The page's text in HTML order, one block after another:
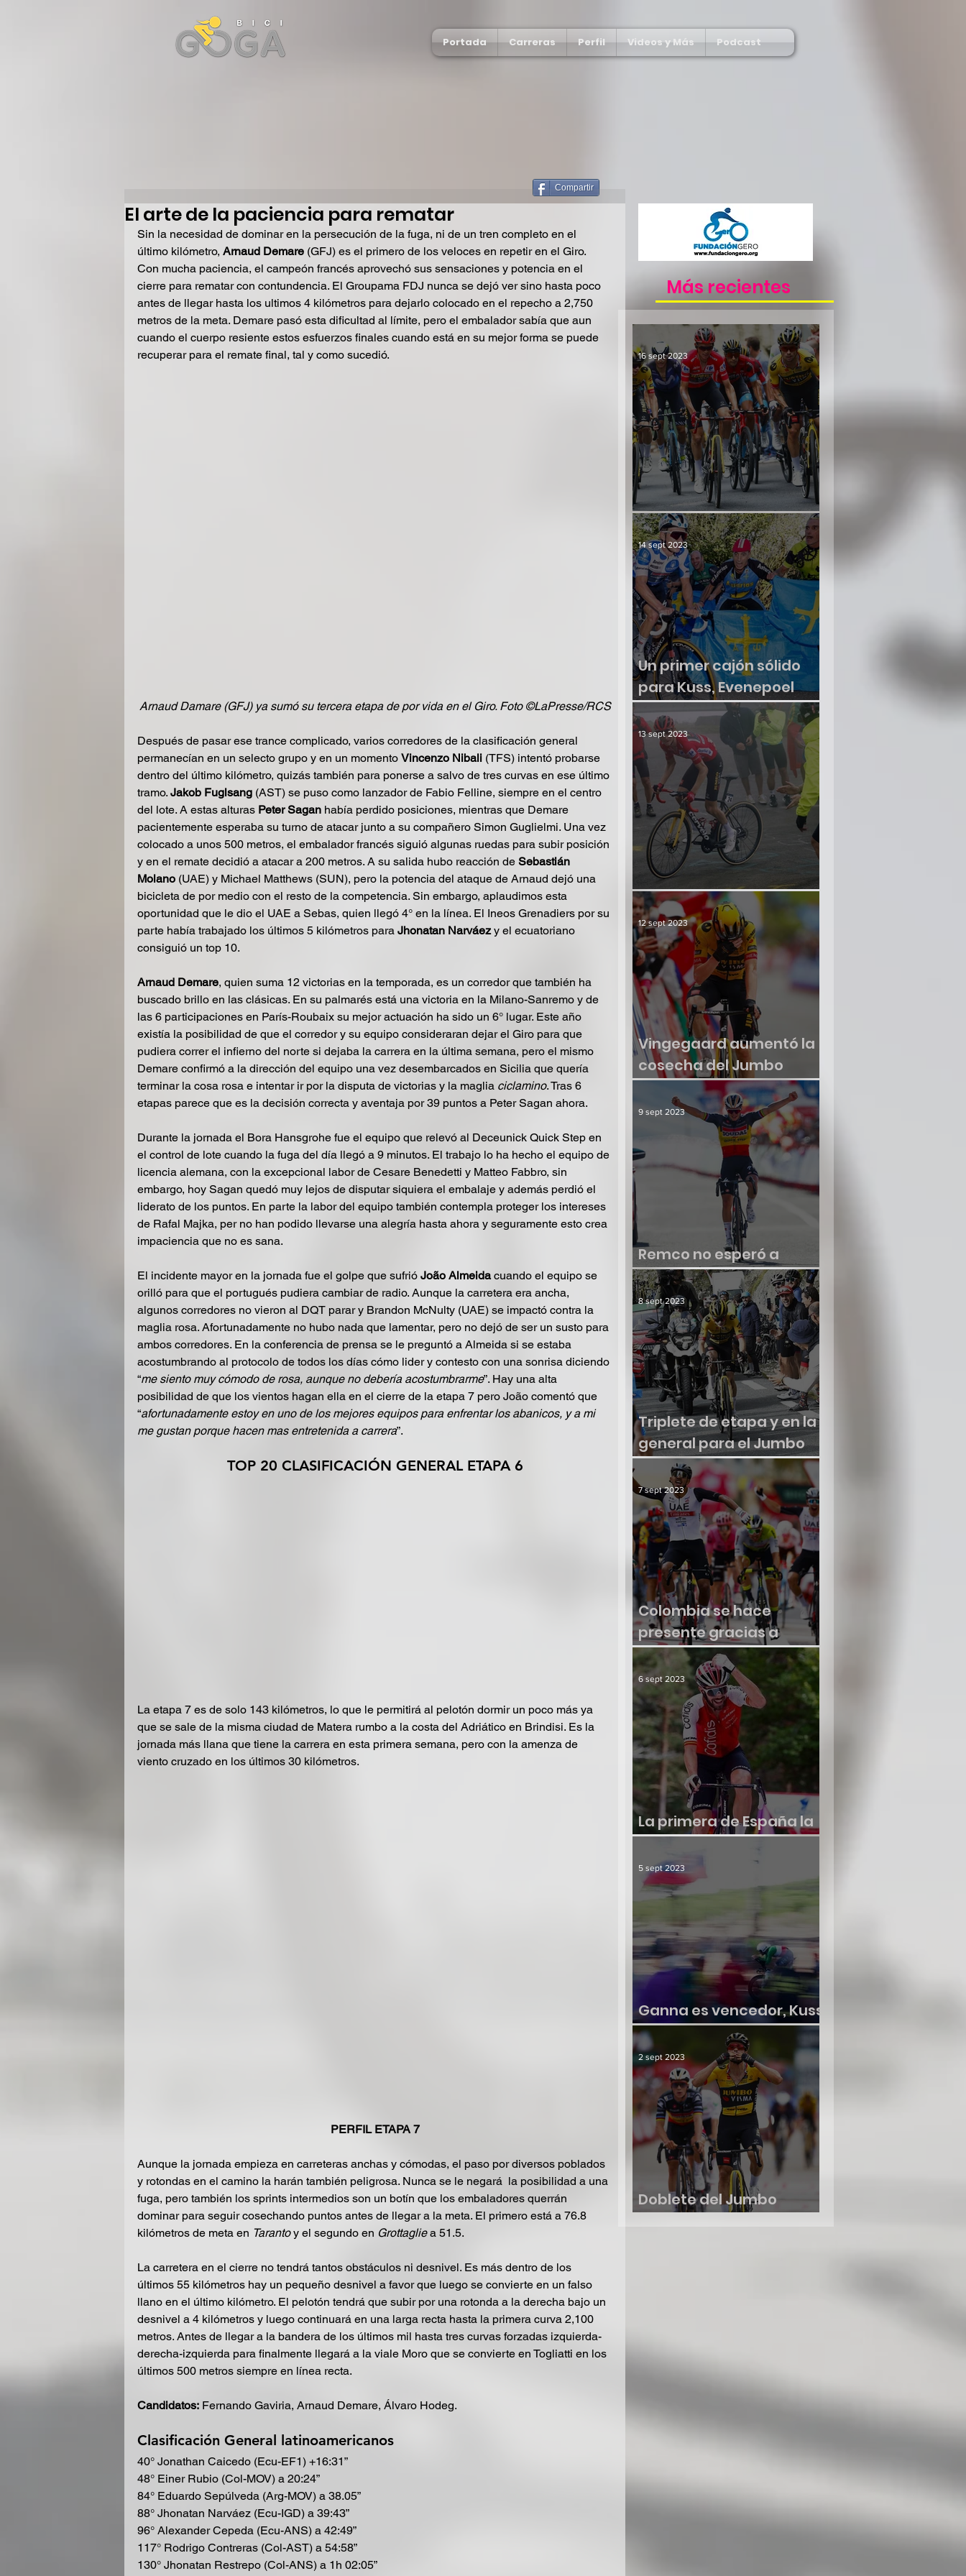
Portada Carreras Perfil Videos y Más Podcast
Más recientes
Compartir
El arte de la paciencia para rematar
Sin la necesidad de dominar en la persecución de la fuga, ni de un tren completo en el
último kilómetro, Arnaud Demare (GFJ) es el primero de los veloces en repetir en el Giro.
Con mucha paciencia, el campeón francés aprovechó sus sensaciones y potencia en el
cierre para rematar con contundencia. El Groupama FDJ nunca se dejó ver sino hasta poco
antes de llegar hasta los ultimos 4 kilómetros para dejarlo colocado en el repecho a 2,750
metros de la meta. Demare pasó esta dificultad al límite, pero el embalador sabía que aun
cuando el cuerpo resiente estos esfuerzos finales cuando está en su mejor forma se puede
recuperar para el remate final, tal y como sucedió.
Arnaud Damare (GFJ) ya sumó su tercera etapa de por vida en el Giro. Foto ©LaPresse/RCS
Después de pasar ese trance complicado, varios corredores de la clasificación general
permanecían en un selecto grupo y en un momento Vincenzo Nibali (TFS) intentó probarse
dentro del último kilómetro, quizás también para ponerse a salvo de tres curvas en ese último
tramo. Jakob Fuglsang (AST) se puso como lanzador de Fabio Felline, siempre en el centro
del lote. A estas alturas Peter Sagan había perdido posiciones, mientras que Demare
pacientemente esperaba su turno de atacar junto a su compañero Simon Guglielmi. Una vez
colocado a unos 500 metros, el embalador francés siguió algunas ruedas para subir posición
y en el remate decidió a atacar a 200 metros. A su salida hubo reacción de Sebastián
Molano (UAE) y Michael Matthews (SUN), pero la potencia del ataque de Arnaud dejó una
bicicleta de por medio con el resto de la competencia. Sin embargo, aplaudimos esta
oportunidad que le dio el UAE a Sebas, quien llegó 4° en la línea. El Ineos Grenadiers por su
parte había trabajado los últimos 5 kilómetros para Jhonatan Narváez y el ecuatoriano
consiguió un top 10.
Arnaud Demare, quien suma 12 victorias en la temporada, es un corredor que también ha
buscado brillo en las clásicas. En su palmarés está una victoria en la Milano-Sanremo y de
las 6 participaciones en París-Roubaix su mejor actuación ha sido un 6° lugar. Este año
existía la posibilidad de que el corredor y su equipo consideraran dejar el Giro para que
pudiera correr el infierno del norte si dejaba la carrera en la última semana, pero el mismo
Demare confirmó a la dirección del equipo una vez desembarcados en Sicilia que quería
terminar la cosa rosa e intentar ir por la disputa de victorias y la maglia ciclamino. Tras 6
etapas parece que es la decisión correcta y aventaja por 39 puntos a Peter Sagan ahora.
Durante la jornada el Bora Hansgrohe fue el equipo que relevó al Deceunick Quick Step en
el control de lote cuando la fuga del día llegó a 9 minutos. El trabajo lo ha hecho el equipo de
licencia alemana, con la excepcional labor de Cesare Benedetti y Matteo Fabbro, sin
embargo, hoy Sagan quedó muy lejos de disputar siquiera el embalaje y además perdió el
liderato de los puntos. En parte la labor del equipo también contempla proteger los intereses
de Rafal Majka, per no han podido llevarse una alegría hasta ahora y seguramente esto crea
impaciencia que no es sana.
El incidente mayor en la jornada fue el golpe que sufrió João Almeida cuando el equipo se
orilló para que el portugués pudiera cambiar de radio. Aunque la carretera era ancha,
algunos corredores no vieron al DQT parar y Brandon McNulty (UAE) se impactó contra la
maglia rosa. Afortunadamente no hubo nada que lamentar, pero no dejó de ser un susto para
ambos corredores. En la conferencia de prensa se le preguntó a Almeida si se estaba
acostumbrando al protocolo de todos los días cómo lider y contesto con una sonrisa diciendo
“me siento muy cómodo de rosa, aunque no debería acostumbrarme”. Hay una alta
posibilidad de que los vientos hagan ella en el cierre de la etapa 7 pero João comentó que
“afortunadamente estoy en uno de los mejores equipos para enfrentar los abanicos, y a mi
me gustan porque hacen mas entretenida a carrera”.
TOP 20 CLASIFICACIÓN GENERAL ETAPA 6
La etapa 7 es de solo 143 kilómetros, lo que le permitirá al pelotón dormir un poco más ya
que se sale de la misma ciudad de Matera rumbo a la costa del Adriático en Brindisi. Es la
jornada más llana que tiene la carrera en esta primera semana, pero con la amenza de
viento cruzado en los últimos 30 kilómetros.
PERFIL ETAPA 7
Aunque la jornada empieza en carreteras anchas y cómodas, el paso por diversos poblados
y rotondas en el camino la harán también peligrosa. Nunca se le negará  la posibilidad a una
fuga, pero también los sprints intermedios son un botín que los embaladores querrán
dominar para seguir cosechando puntos antes de llegar a la meta. El primero está a 76.8
kilómetros de meta en Taranto y el segundo en Grottaglie a 51.5.
La carretera en el cierre no tendrá tantos obstáculos ni desnivel. Es más dentro de los
últimos 55 kilómetros hay un pequeño desnivel a favor que luego se convierte en un falso
llano en el último kilómetro. El pelotón tendrá que subir por una rotonda a la derecha bajo un
desnivel a 4 kilómetros y luego continuará en una larga recta hasta la primera curva 2,100
metros. Antes de llegar a la bandera de los últimos mil hasta tres curvas forzadas izquierda-
derecha-izquierda para finalmente llegará a la viale Moro que se convierte en Togliatti en los
últimos 500 metros siempre en línea recta.
Candidatos: Fernando Gaviria, Arnaud Demare, Álvaro Hodeg.
Clasificación General latinoamericanos
40° Jonathan Caicedo (Ecu-EF1) +16:31”
48° Einer Rubio (Col-MOV) a 20:24”
84° Eduardo Sepúlveda (Arg-MOV) a 38.05”
88° Jhonatan Narváez (Ecu-IGD) a 39:43”
96° Alexander Cepeda (Ecu-ANS) a 42:49”
117° Rodrigo Contreras (Col-AST) a 54:58”
130° Jhonatan Restrepo (Col-ANS) a 1h 02:05”
Culminación y consenso
16 sept 2023
Un primer cajón sólido
para Kuss, Evenepoel
sumó otra victoria
14 sept 2023
¿Hay crisis en el paraíso?
13 sept 2023
Vingegaard aumentó la
cosecha del Jumbo
Visma
12 sept 2023
Remco no esperó a
renacer en la Vuelta
9 sept 2023
Triplete de etapa y en la
general para el Jumbo
Visma
8 sept 2023
Colombia se hace
presente gracias a
Molano
7 sept 2023
La primera de España la
consiguió Jesús Herrada
6 sept 2023
Ganna es vencedor, Kuss
no suelta la roja
5 sept 2023
Doblete del Jumbo
2 sept 2023